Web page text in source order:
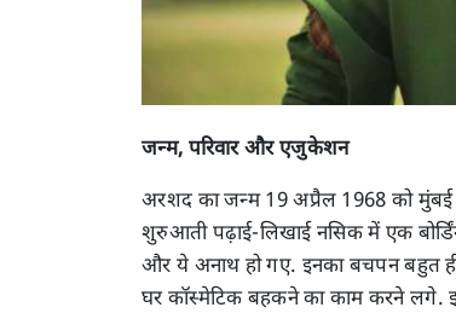
जन्म, परिवार और एजुकेशन
अरशद का जन्म 19 अप्रैल 1968 को
शुरुआती पढ़ाई-लिखाई नसिक में एक
और ये अनाथ हो गए. इनका बचपन बहुत
घर कॉस्मेटिक बहकने का काम करने लगे.